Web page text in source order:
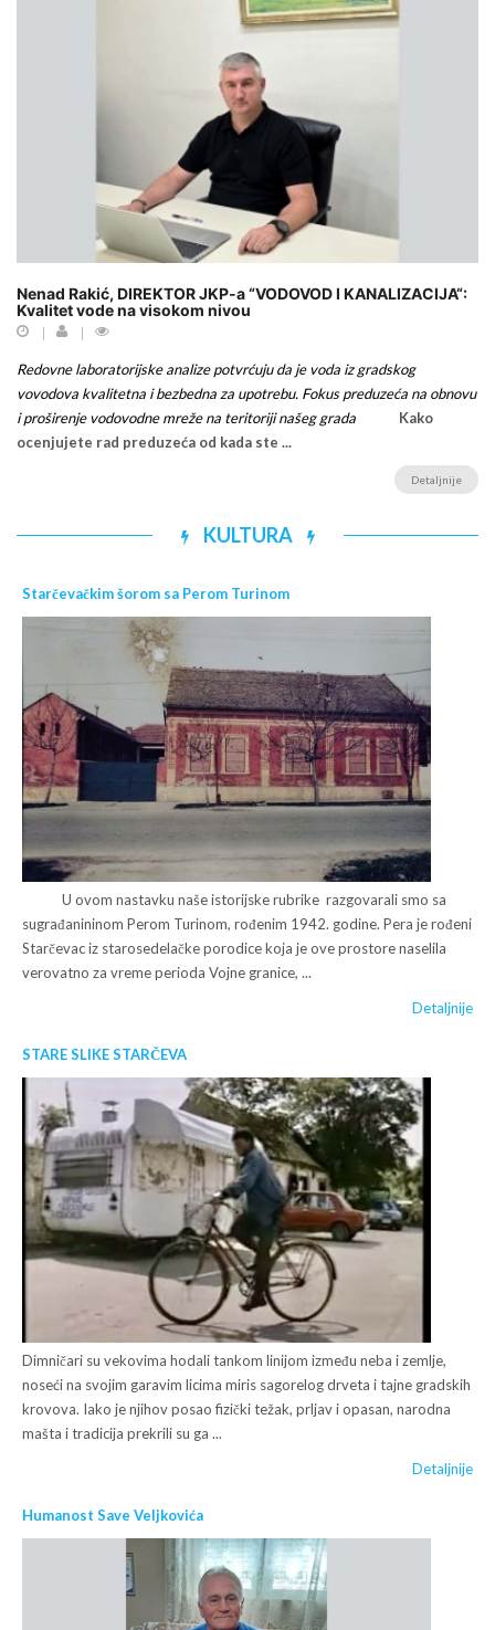
Nenad Rakić, DIREKTOR JKP-a “VODOVOD I KANALIZACIJA“:
Kvalitet vode na visokom nivou
Redovne laboratorijske analize potvrćuju da je voda iz gradskog
vovodova kvalitetna i bezbedna za upotrebu. Fokus preduzeća na obnovu
i proširenje vodovodne mreže na teritoriji našeg grada
Kako
ocenjujete rad preduzeća od kada ste ...
Detaljnije
KULTURA
Starčevačkim šorom sa Perom Turinom
U ovom nastavku naše istorijske rubrike razgovarali smo sa
sugrađanininom Perom Turinom, rođenim 1942. godine. Pera je rođeni
Starčevac iz starosedelačke porodice koja je ove prostore naselila
verovatno za vreme perioda Vojne granice, ...
Detaljnije
STARE SLIKE STARČEVA
Dimničari su vekovima hodali tankom linijom između neba i zemlje,
noseći na svojim garavim licima miris sagorelog drveta i tajne gradskih
krovova. Iako je njihov posao fizički težak, prljav i opasan, narodna
mašta i tradicija prekrili su ga ...
Detaljnije
Humanost Save Veljkovića